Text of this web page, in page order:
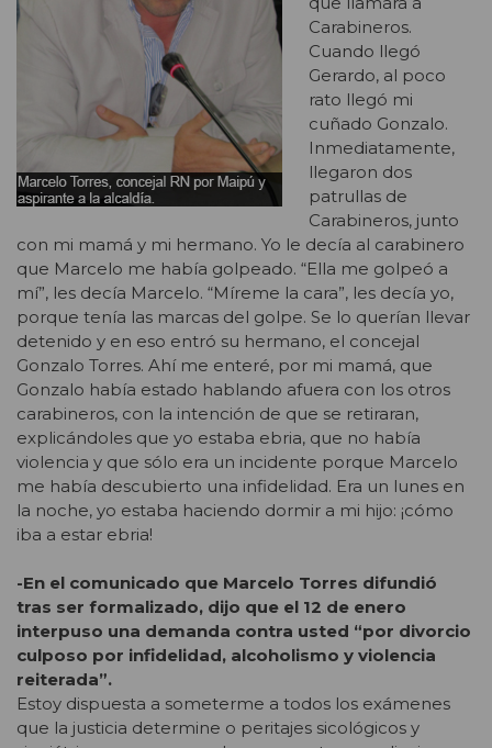
Carabineros.
Cuando llegó
Gerardo, al poco
rato llegó mi
cuñado Gonzalo.
Inmediatamente,
llegaron dos
patrullas de
Carabineros, junto
con mi mamá y mi hermano. Yo le decía al carabinero
que Marcelo me había golpeado. “Ella me golpeó a
mí”, les decía Marcelo. “Míreme la cara”, les decía yo,
porque tenía las marcas del golpe. Se lo querían llevar
detenido y en eso entró su hermano, el concejal
Gonzalo Torres. Ahí me enteré, por mi mamá, que
Gonzalo había estado hablando afuera con los otros
carabineros, con la intención de que se retiraran,
explicándoles que yo estaba ebria, que no había
violencia y que sólo era un incidente porque Marcelo
me había descubierto una infidelidad. Era un lunes en
la noche, yo estaba haciendo dormir a mi hijo: ¡cómo
iba a estar ebria!
-En el comunicado que Marcelo Torres difundió
tras ser formalizado, dijo que el 12 de enero
interpuso una demanda contra usted “por divorcio
culposo por infidelidad, alcoholismo y violencia
reiterada”.
Estoy dispuesta a someterme a todos los exámenes
que la justicia determine o peritajes sicológicos y